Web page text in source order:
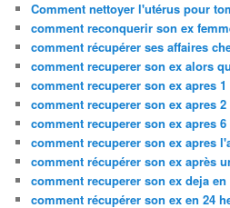
Comment nettoyer l'utérus pour
comment reconquerir son ex
comment récupérer ses affaires
comment recuperer son ex alors
comment recuperer son ex apres
comment recuperer son ex apres
comment recuperer son ex apres
comment recuperer son ex apres
comment récupérer son ex après
comment recuperer son ex deja
comment récupérer son ex en 24